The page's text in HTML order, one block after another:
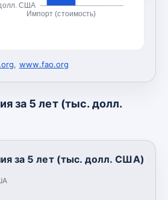
США
Импорт (стоимость)
, www.fao.org
за 5 лет (тыс. долл.
за 5 лет (тыс. долл. США)